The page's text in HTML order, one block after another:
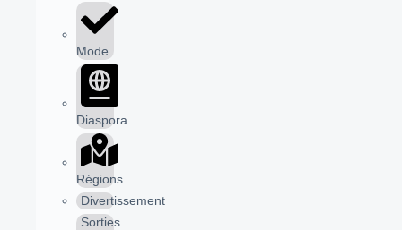
Mode
Diaspora
Régions
Divertissement
Sorties